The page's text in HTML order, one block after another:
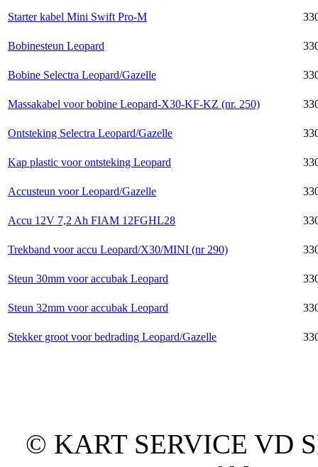
Starter kabel Mini Swift Pro-M
Bobinesteun Leopard
Bobine Selectra Leopard/Gazelle
Massakabel voor bobine Leopard-X30-KF-KZ (nr. 250)
Ontsteking Selectra Leopard/Gazelle
Kap plastic voor ontsteking Leopard
Accusteun voor Leopard/Gazelle
Accu 12V 7,2 Ah FIAM 12FGHL28
Trekband voor accu Leopard/X30/MINI (nr 290)
Steun 30mm voor accubak Leopard
Steun 32mm voor accubak Leopard
Stekker groot voor bedrading Leopard/Gazelle
© KART SERVICE VD